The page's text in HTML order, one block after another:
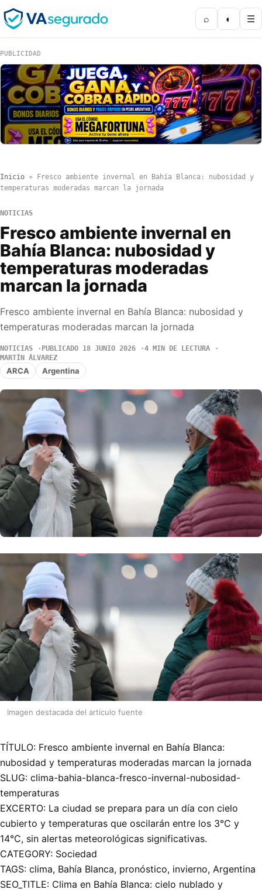
⌕ ◐ ☰
PUBLICIDAD
Inicio »
Fresco ambiente invernal en Bahía Blanca: nubosidad y
temperaturas moderadas marcan la jornada
NOTICIAS
Fresco ambiente invernal en
Bahía Blanca: nubosidad y
temperaturas moderadas
marcan la jornada
Fresco ambiente invernal en Bahía Blanca: nubosidad y
temperaturas moderadas marcan la jornada
NOTICIAS PUBLICADO 18 JUNIO 2026
4 MIN DE LECTURA
MARTÍN ÁLVAREZ
ARCA Argentina
Imagen destacada del articulo fuente
TÍTULO: Fresco ambiente invernal en Bahía Blanca:
nubosidad y temperaturas moderadas marcan la jornada
SLUG: clima-bahia-blanca-fresco-invernal-nubosidad-
temperaturas
EXCERTO: La ciudad se prepara para un día con cielo
cubierto y temperaturas que oscilarán entre los 3°C y
14°C, sin alertas meteorológicas significativas.
CATEGORY: Sociedad
TAGS: clima, Bahía Blanca, pronóstico, invierno, Argentina
SEO_TITLE: Clima en Bahía Blanca: cielo nublado y